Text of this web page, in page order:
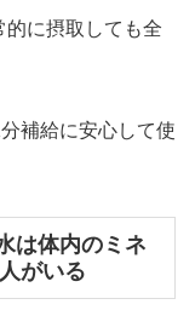
的に摂取しても全
補給に安心して使
は体内のミネ
がいる